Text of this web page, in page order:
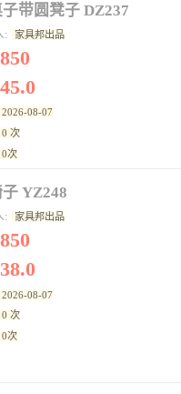
子带圆凳子 DZ237
: 家具邦出品
850
45.0
2026-08-07
次
0次
YZ248
: 家具邦出品
850
38.0
2026-08-07
次
0次